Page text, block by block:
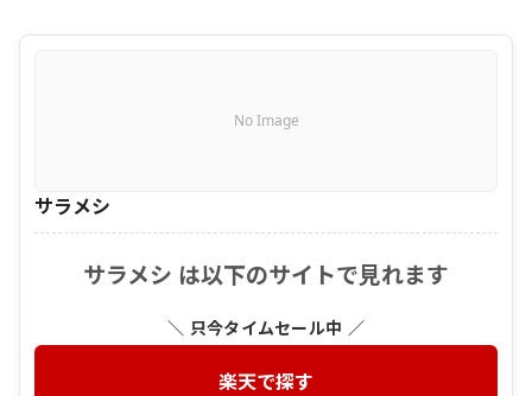
No Image
サラメシ
サラメシ は以下のサイトで見れます
＼ 只今タイムセール中 ／
楽天で探す